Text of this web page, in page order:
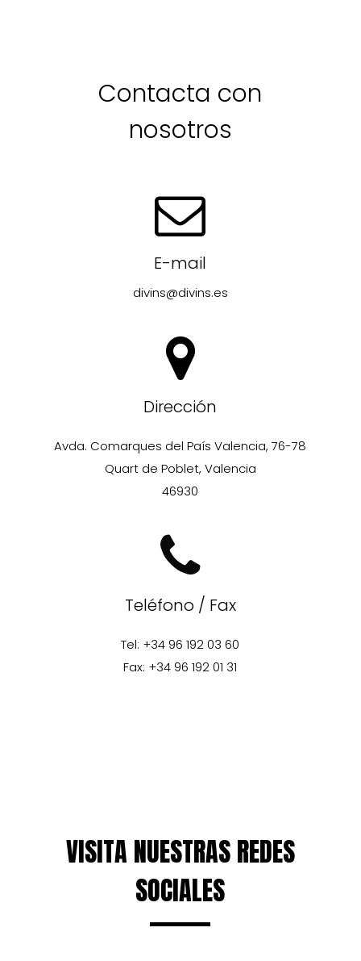
Contacta con
nosotros
E-mail
divins@divins.es
Dirección
Avda. Comarques del País Valencia, 76-78
Quart de Poblet, Valencia
46930
Teléfono / Fax
Tel: +34 96 192 03 60
Fax: +34 96 192 01 31
VISITA NUESTRAS REDES
SOCIALES